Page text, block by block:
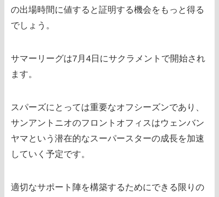
の出場時間に値すると証明する機会をもっと得る
でしょう。
サマーリーグは7月4日にサクラメントで開始され
ます。
スパーズにとっては重要なオフシーズンであり、
サンアントニオのフロントオフィスはウェンバン
ヤマという潜在的なスーパースターの成長を加速
していく予定です。
適切なサポート陣を構築するためにできる限りの